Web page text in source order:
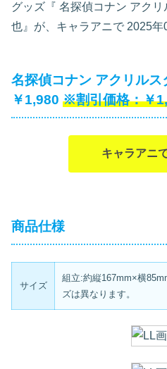
グッズ『 名探偵コナン アク
也』が、キャラアニで 2025年
名探偵コナン アクリル
￥1,980
￥
キャラアニ
商品仕様
サイズ
組立:約縦167mm×横
ズは異なります。